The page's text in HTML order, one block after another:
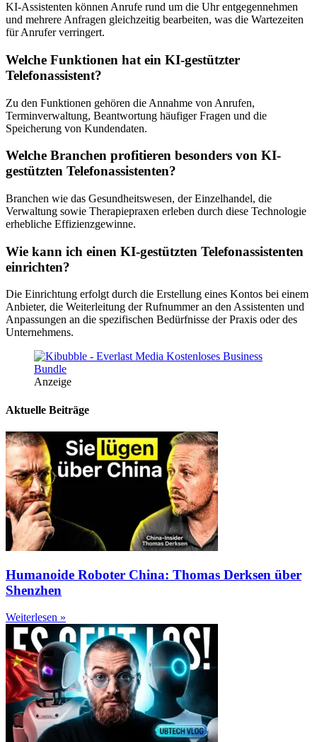
KI-Assistenten können Anrufe rund um die Uhr entgegennehmen
und mehrere Anfragen gleichzeitig bearbeiten, was die Wartezeiten
für Anrufer verringert.
Welche Funktionen hat ein KI-gestützter
Telefonassistent?
Zu den Funktionen gehören die Annahme von Anrufen,
Terminverwaltung, Beantwortung häufiger Fragen und die
Speicherung von Kundendaten.
Welche Branchen profitieren besonders von KI-
gestützten Telefonassistenten?
Branchen wie das Gesundheitswesen, der Einzelhandel, die
Verwaltung sowie Therapiepraxen erleben durch diese Technologie
erhebliche Effizienzgewinne.
Wie kann ich einen KI-gestützten Telefonassistenten
einrichten?
Die Einrichtung erfolgt durch die Erstellung eines Kontos bei einem
Anbieter, die Weiterleitung der Rufnummer an den Assistenten und
Anpassungen an die spezifischen Bedürfnisse der Praxis oder des
Unternehmens.
Anzeige
Aktuelle Beiträge
Humanoide Roboter China: Thomas Derksen über
Shenzhen
Weiterlesen »